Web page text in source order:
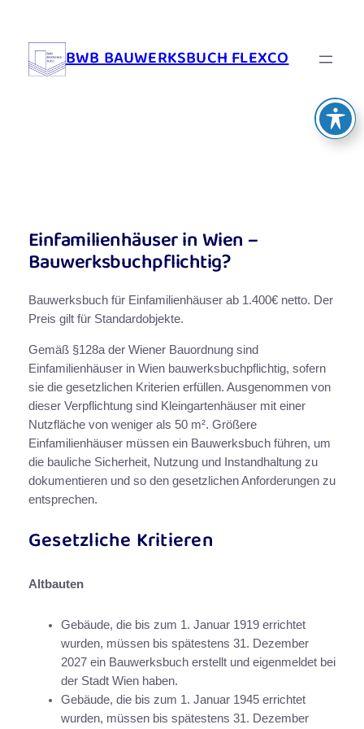
springen
BWB BAUWERKSBUCH FLEXCO
Einfamilienhäuser in Wien –
Bauwerksbuchpflichtig?
Bauwerksbuch für Einfamilienhäuser ab 1.400€ netto. Der
Preis gilt für Standardobjekte.
Gemäß §128a der Wiener Bauordnung sind
Einfamilienhäuser in Wien bauwerksbuchpflichtig, sofern
sie die gesetzlichen Kriterien erfüllen. Ausgenommen von
dieser Verpflichtung sind Kleingartenhäuser mit einer
Nutzfläche von weniger als 50 m². Größere
Einfamilienhäuser müssen ein Bauwerksbuch führen, um
die bauliche Sicherheit, Nutzung und Instandhaltung zu
dokumentieren und so den gesetzlichen Anforderungen zu
entsprechen.
Gesetzliche Kritieren
Altbauten
Gebäude, die bis zum 1. Januar 1919 errichtet
wurden, müssen bis spätestens 31. Dezember
2027 ein Bauwerksbuch erstellt und eigenmeldet bei
der Stadt Wien haben.
Gebäude, die bis zum 1. Januar 1945 errichtet
wurden, müssen bis spätestens 31. Dezember